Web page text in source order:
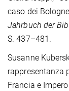
caso dei
Jahrbuch der
S. 437–481.
Susanne
rappresentanza
Francia e